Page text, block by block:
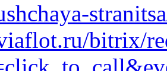
bitrix/